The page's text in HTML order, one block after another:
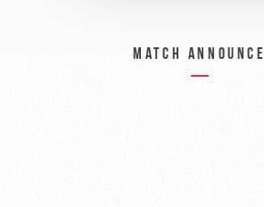
Match announce